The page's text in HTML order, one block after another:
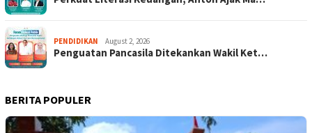
PENDIDIKAN August 2, 2026
Penguatan Pancasila Ditekankan Wakil Ket…
BERITA POPULER